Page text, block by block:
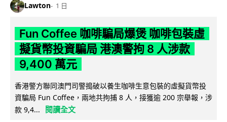
Lawton 1 日
Fun Coffee 咖啡騙局爆煲 咖啡包裝虛
擬貨幣投資騙局 港澳警拘 8 人涉款
9,400 萬元
香港警方聯同澳門司警搗破以養生咖啡生意包裝的虛擬貨幣投
資騙局 Fun Coffee，兩地共拘捕 8 人，接獲逾 200 宗舉報，涉
款 9,4...
閱讀全文